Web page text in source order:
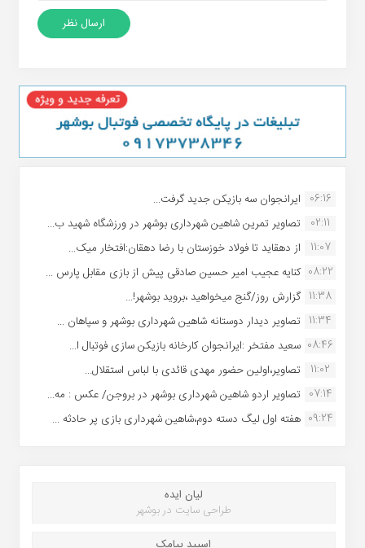
06:16 ایرانجوان سه بازیکن جدید گرفت...
02:11
تصاویر تمرین شاهین شهردارى بوشهر در ورزشگاه شهید ب...
11:07
از دهقاید تا فولاد خوزستان با رضا دهقان:افتخار میک...
08:22 کنایه عجیب امیر حسین صادقی پیش از بازی مقابل پارس ...
11:38 گزارش روز/گنج میخواهید ،بروید بوشهر!...
11:34 تصاویر دیدار دوستانه شاهین شهردارى بوشهر و سپاهان ...
08:46 سعید مفتخر :ایرانجوان کارخانه بازیکن سازی فوتبال ا...
11:02
تصاویر،اولین حضور مهدی قائدی با لباس استقلال...
07:14 تصاویر اردو شاهین شهرداری بوشهر در بروجن/ عکس : مه...
09:24 هفته اول لیگ دسته دوم،شاهین شهرداری بازی پر حادثه ...
لیان ایده
طراحی سایت در بوشهر